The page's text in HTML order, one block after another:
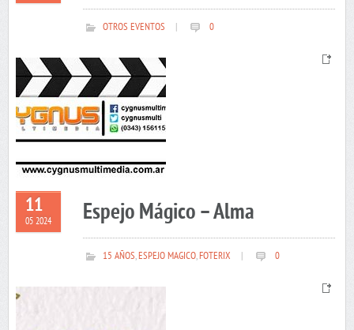
OTROS EVENTOS 0
11
05 2024 Espejo Mágico – Alma
15 AÑOS,ESPEJO MAGICO,FOTERIX 0